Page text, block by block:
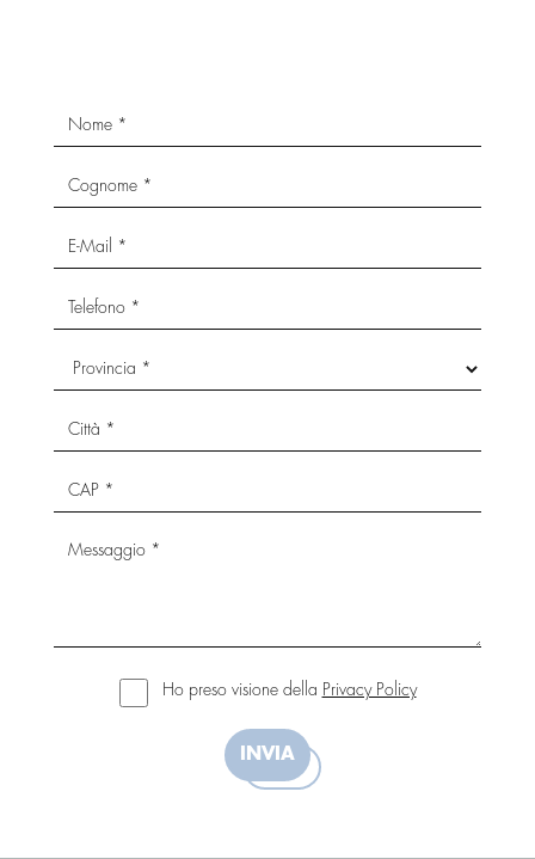
Ho preso visione della Privacy Policy
INVIA